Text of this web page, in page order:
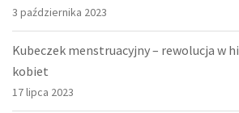
3 października 2023
Kubeczek menstruacyjny – rewolucja w
kobiet
17 lipca 2023